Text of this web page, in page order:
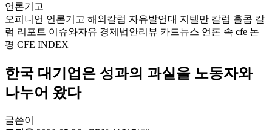
언론기고
오피니언 언론기고 해외칼럼 자유발언대 지텔만 칼럼 홀콤 칼
럼 리포트 이슈와자유 경제법안리뷰 카드뉴스 언론 속 cfe 논
평 CFE INDEX
한국 대기업은 성과의 과실을 노동자와
나누어 왔다
글쓴이